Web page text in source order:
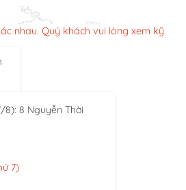
nhau. Quý khách vui lòng xem kỹ
8 Nguyễn Thời
7)